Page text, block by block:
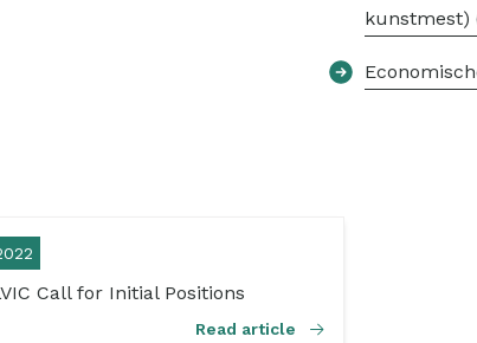
kunstmest)
Call for Initial Positions
Read article